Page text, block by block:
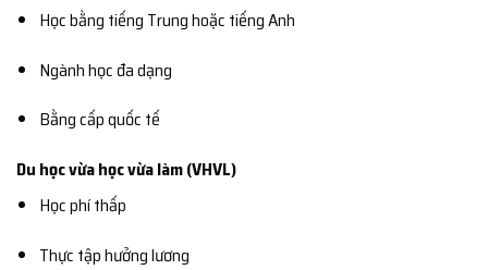
Học bằng tiếng Trung hoặc tiếng Anh
Ngành học đa dạng
Bằng cấp quốc tế
Du học vừa học vừa làm (VHVL)
Học phí thấp
Thực tập hưởng lương